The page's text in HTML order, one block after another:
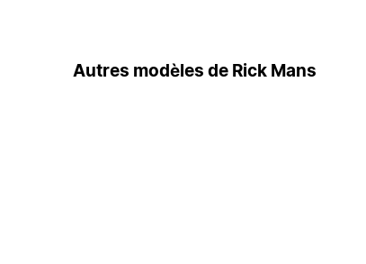
Autres modèles de Rick Mans